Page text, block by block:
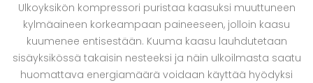
Ulkoyksikön kompressori puristaa kaasuksi muuttuneen
kylmäaineen korkeampaan paineeseen, jolloin kaasu
kuumenee entisestään. Kuuma kaasu lauhdutetaan
sisäyksikössä takaisin nesteeksi ja näin ulkoilmasta saatu
huomattava energiamäärä voidaan käyttää hyödyksi